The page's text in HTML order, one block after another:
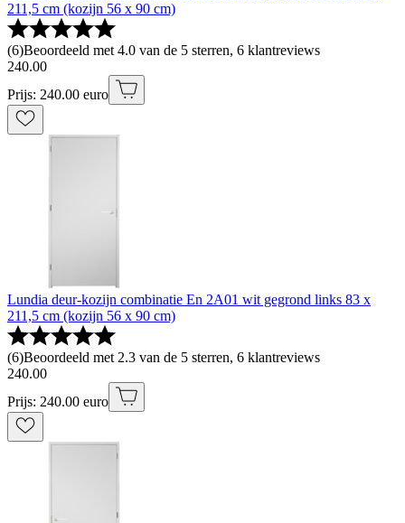
211,5 cm (kozijn 56 x 90 cm)
(6)Beoordeeld met 4.0 van de 5 sterren, 6 klantreviews
240.00
Prijs: 240.00 euro
Lundia deur-kozijn combinatie En 2A01 wit gegrond links 83 x
211,5 cm (kozijn 56 x 90 cm)
(6)Beoordeeld met 2.3 van de 5 sterren, 6 klantreviews
240.00
Prijs: 240.00 euro